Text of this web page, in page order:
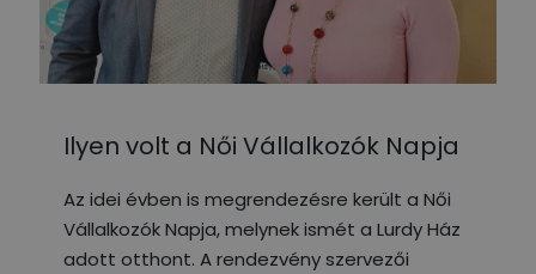
Ilyen volt a Női Vállalkozók Napja
Az idei évben is megrendezésre került a Női
Vállalkozók Napja, melynek ismét a Lurdy Ház
adott otthont. A rendezvény szervezői